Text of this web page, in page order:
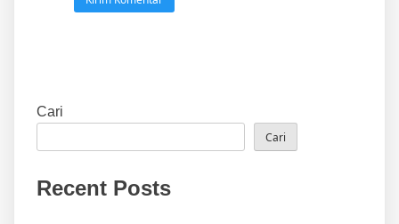
Cari
Cari
Recent Posts